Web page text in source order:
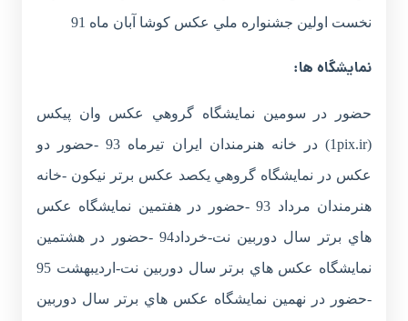
نخست اولين جشنواره ملي عکس کوشا آبان ماه 91
نمايشگاه ها:
حضور در سومين نمايشگاه گروهي عکس وان پيکس
(1pix.ir) در خانه هنرمندان ايران تيرماه 93 -حضور دو
عکس در نمايشگاه گروهي يکصد عکس برتر نيکون -خانه
هنرمندان مرداد 93 -حضور در هفتمين نمايشگاه عکس
هاي برتر سال دوربين نت-خرداد94 -حضور در هشتمين
نمايشگاه عکس هاي برتر سال دوربين نت-ارديبهشت 95
-حضور در نهمين نمايشگاه عکس هاي برتر سال دوربين